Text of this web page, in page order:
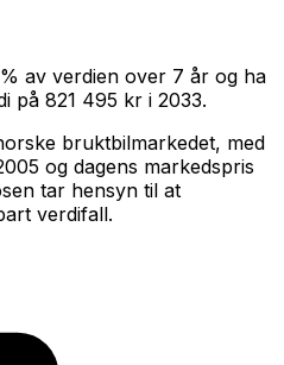
% av verdien over 7 år og ha
på 821 495 kr i 2033.
bruktbilmarkedet, med
og dagens markedspris
tar hensyn til at
verdifall.